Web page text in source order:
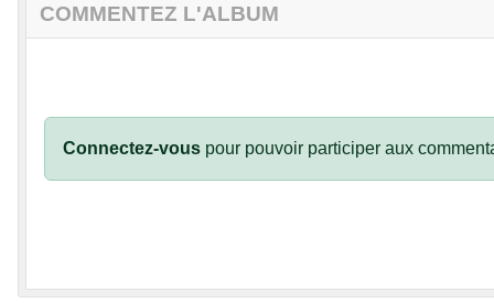
COMMENTEZ L'ALBUM
Connectez-vous pour pouvoir participer aux